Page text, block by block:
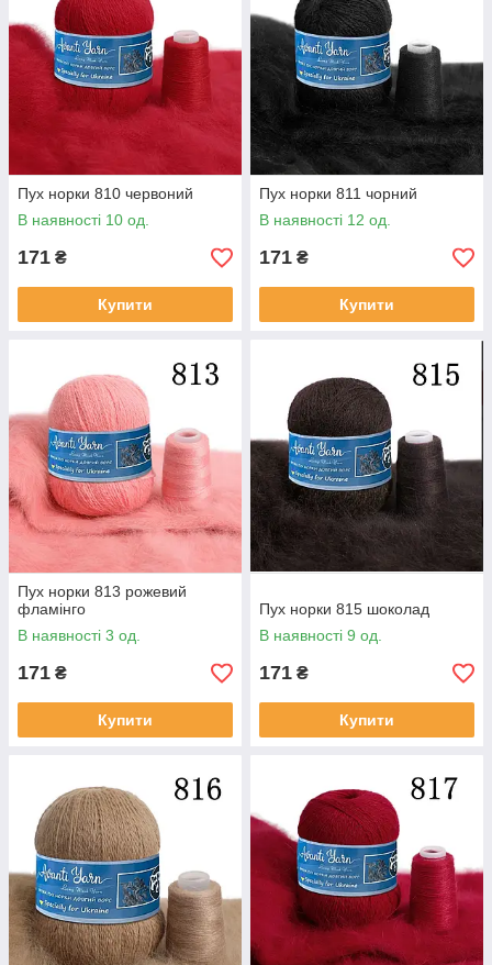
Пух норки 810 червоний
В наявності 10 од.
171 ₴
Купити
Пух норки 811 чорний
В наявності 12 од.
171 ₴
Купити
Пух норки 813 рожевий
фламінго
В наявності 3 од.
171 ₴
Купити
Пух норки 815 шоколад
В наявності 9 од.
171 ₴
Купити